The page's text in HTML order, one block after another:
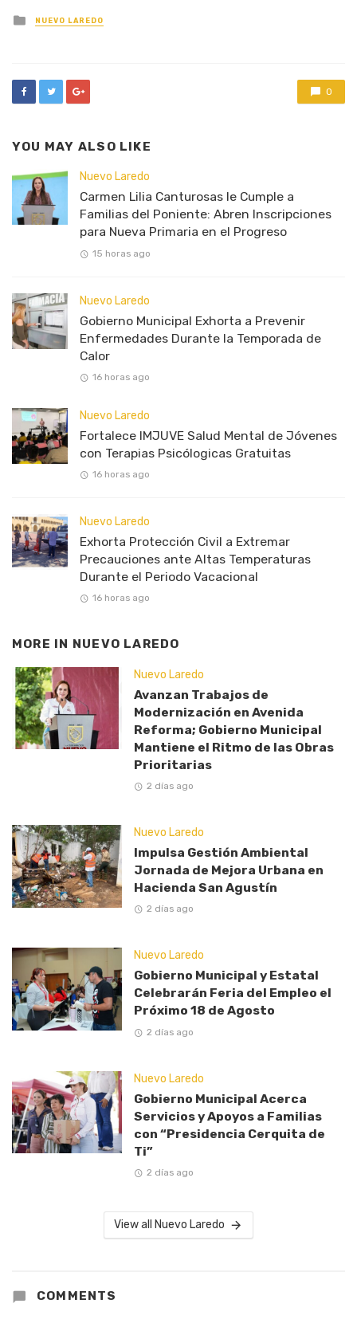
Posted
in
NUEVO LAREDO
0
YOU MAY ALSO LIKE
Nuevo Laredo
Carmen Lilia Canturosas le Cumple a
Familias del Poniente: Abren Inscripciones
para Nueva Primaria en el Progreso
15 horas ago
Nuevo Laredo
Gobierno Municipal Exhorta a Prevenir
Enfermedades Durante la Temporada de
Calor
16 horas ago
Nuevo Laredo
Fortalece IMJUVE Salud Mental de Jóvenes
con Terapias Psicólogicas Gratuitas
16 horas ago
Nuevo Laredo
Exhorta Protección Civil a Extremar
Precauciones ante Altas Temperaturas
Durante el Periodo Vacacional
16 horas ago
MORE IN NUEVO LAREDO
Nuevo Laredo
Avanzan Trabajos de
Modernización en Avenida
Reforma; Gobierno Municipal
Mantiene el Ritmo de las Obras
Prioritarias
2 días ago
Nuevo Laredo
Impulsa Gestión Ambiental
Jornada de Mejora Urbana en
Hacienda San Agustín
2 días ago
Nuevo Laredo
Gobierno Municipal y Estatal
Celebrarán Feria del Empleo el
Próximo 18 de Agosto
2 días ago
Nuevo Laredo
Gobierno Municipal Acerca
Servicios y Apoyos a Familias
con “Presidencia Cerquita de
Ti”
2 días ago
View all Nuevo Laredo
COMMENTS